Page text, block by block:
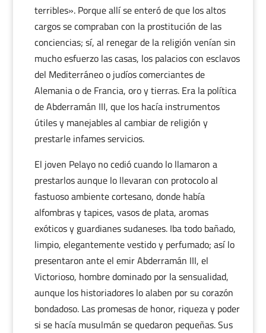
terribles». Porque allí se enteró de que los altos
cargos se compraban con la prostitución de las
conciencias; sí, al renegar de la religión venían sin
mucho esfuerzo las casas, los palacios con esclavos
del Mediterráneo o judíos comerciantes de
Alemania o de Francia, oro y tierras. Era la política
de Abderramán III, que los hacía instrumentos
útiles y manejables al cambiar de religión y
prestarle infames servicios.
El joven Pelayo no cedió cuando lo llamaron a
prestarlos aunque lo llevaran con protocolo al
fastuoso ambiente cortesano, donde había
alfombras y tapices, vasos de plata, aromas
exóticos y guardianes sudaneses. Iba todo bañado,
limpio, elegantemente vestido y perfumado; así lo
presentaron ante el emir Abderramán III, el
Victorioso, hombre dominado por la sensualidad,
aunque los historiadores lo alaben por su corazón
bondadoso. Las promesas de honor, riqueza y poder
si se hacía musulmán se quedaron pequeñas. Sus